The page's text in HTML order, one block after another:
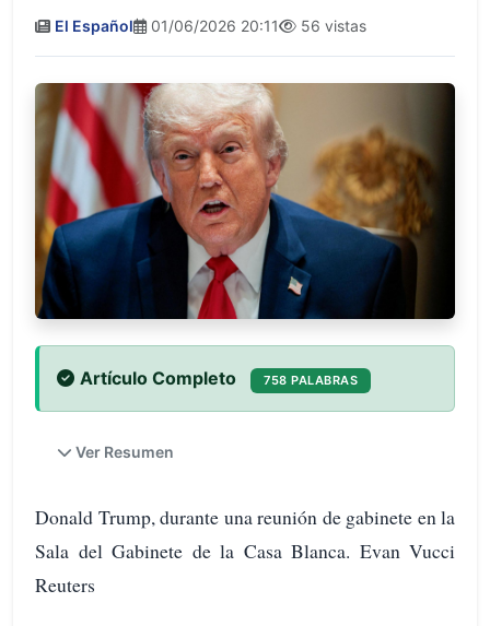
El Español 01/06/2026 20:11 56 vistas
Artículo Completo 758 PALABRAS
Ver Resumen
Donald Trump, durante una reunión de gabinete en la
Sala del Gabinete de la Casa Blanca. Evan Vucci
Reuters